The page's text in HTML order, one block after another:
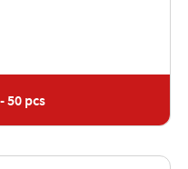
50 pcs